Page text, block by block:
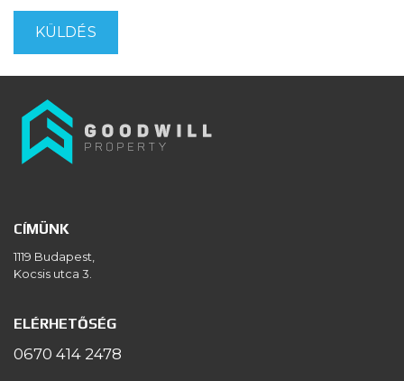
CÍMÜNK
1119 Budapest,
Kocsis utca 3.
ELÉRHETŐSÉG
0670 414 2478